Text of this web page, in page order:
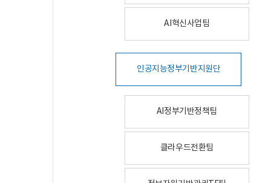
AI혁신사업팀
인공지능정부기반지원단
AI정부기반정책팀
클라우드전환팀